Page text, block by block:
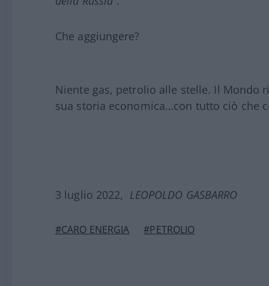
Che aggiungere?
Niente gas, petrolio alle stelle. Il Mondo
sua storia economica…con tutto ciò che
3 luglio 2022, LEOPOLDO GASBARRO
#CARO ENERGIA #PETROLIO